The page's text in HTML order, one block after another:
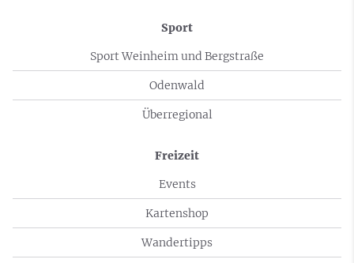
Sport
Sport Weinheim und Bergstraße
Odenwald
Überregional
Freizeit
Events
Kartenshop
Wandertipps